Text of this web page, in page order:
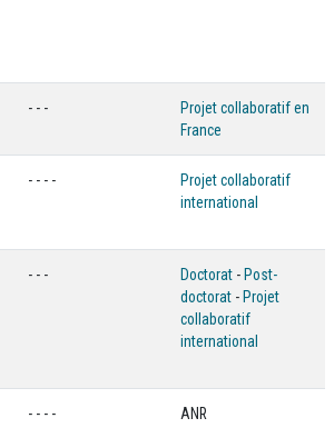
- - -
Projet collaboratif en
France
- - - -
Projet collaboratif
international
- - - Doctorat - Post-
doctorat - Projet
collaboratif
international
- - - - ANR